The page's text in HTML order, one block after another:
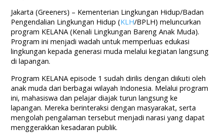
Jakarta (Greeners) – Kementerian Lingkungan Hidup/Badan
Pengendalian Lingkungan Hidup (KLH/BPLH) meluncurkan
program KELANA (Kenali Lingkungan Bareng Anak Muda).
Program ini menjadi wadah untuk memperluas edukasi
lingkungan kepada generasi muda melalui kegiatan langsung
di lapangan.
Program KELANA episode 1 sudah dirilis dengan diikuti oleh
anak muda dari berbagai wilayah Indonesia. Melalui program
ini, mahasiswa dan pelajar diajak turun langsung ke
lapangan. Mereka berinteraksi dengan masyarakat, serta
mengolah pengalaman tersebut menjadi narasi yang dapat
menggerakkan kesadaran publik.